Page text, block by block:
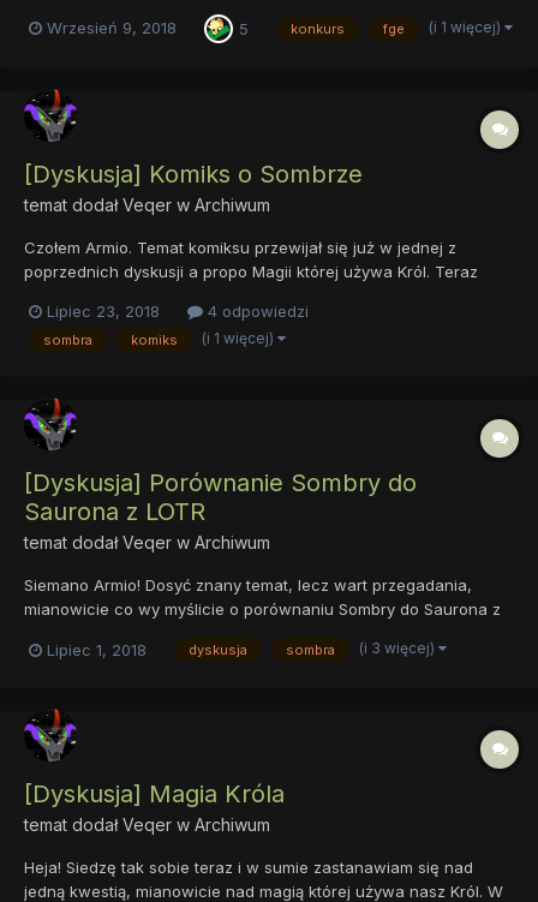
mowa został wydany w naszym kraju przez wydawnictwo
Wrzesień 9, 2018 5 konkurs fge (i 1 więcej)
[Dyskusja] Komiks o Sombrze
temat dodałVeqer w Archiwum
Czołem Armio. Temat komiksu przewijał się już w jednej z
poprzednich dyskusji a propo Magii której używa Król. Teraz
samym komiksie. Co więc wy o nim sądzicie i jak podoba się
wam geneza Króla która została tam przedstawiona i co
Lipiec 23, 2018 4 odpowiedzi
sombra komiks (i 1 więcej)
[Dyskusja] Porównanie Sombry do
Saurona z LOTR
temat dodałVeqer w Archiwum
Siemano Armio! Dosyć znany temat, lecz wart przegadania,
mianowicie co wy myślicie o porównaniu Sombry do Saurona z
jakąkolwiek inspiracją dla hasbro przy tworzeniu postaci króla?
Lipiec 1, 2018 dyskusja sombra (i 3 więcej)
[Dyskusja] Magia Króla
temat dodałVeqer w Archiwum
Heja! Siedzę tak sobie teraz i w sumie zastanawiam się nad
jedną kwestią, mianowicie nad magią której używa nasz Król. W